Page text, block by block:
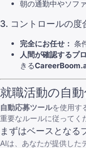
朝の通勤中やソフ
3. コントロールの度
完全にお任せ： 条
人間が確認するプ
きる
就職活動の自
自動応募ツールを使用す
重要なルールに従ってく
まずはベースとなる
AIは、あなたが提供した